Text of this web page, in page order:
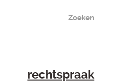
rechtspraak